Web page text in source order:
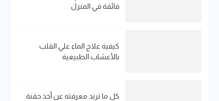
فائقة في المنزل
كيفية علاج الماء علي القلب
بالأعشاب الطبيعية
كل ما تريد معرفته عن أخذ حقنة